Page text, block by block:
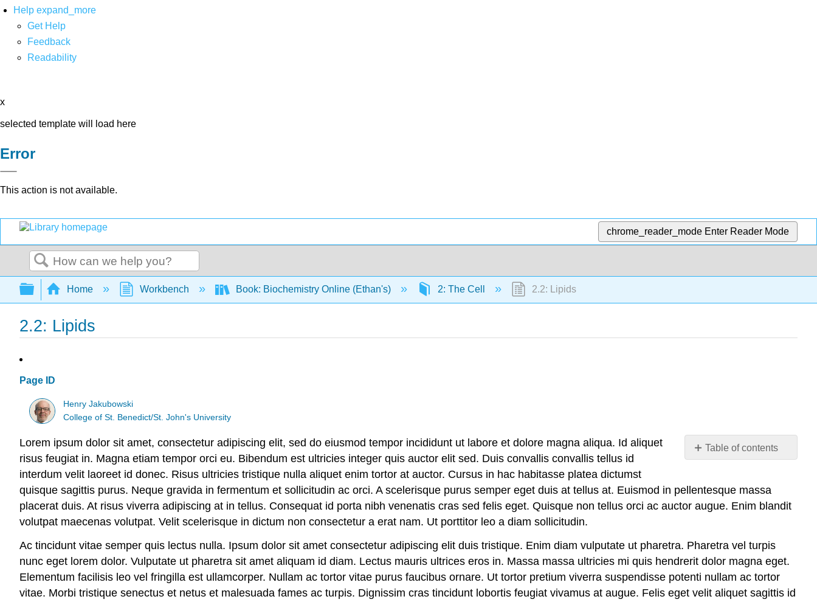
Help expand_more
Get Help
Feedback
Readability
x
selected template will load here
Error
This action is not available.
chrome_reader_mode Enter Reader Mode
Search
Expand/collapse global hierarchy
Home Workbench Book: Biochemistry Online (Ethan's) 2: The Cell 2.2: Lipids
2.2: Lipids
Page ID
Henry Jakubowski
College of St. Benedict/St. John's University
Table of contents
No
Lorem ipsum dolor sit amet, consectetur adipiscing elit, sed do eiusmod tempor incididunt ut labore et dolore magna aliqua. Id aliquet
risus feugiat in. Magna etiam tempor orci eu. Bibendum est ultricies integer quis auctor elit sed. Duis convallis convallis tellus id
interdum velit laoreet id donec. Risus ultricies tristique nulla aliquet enim tortor at auctor. Cursus in hac habitasse platea dictumst
quisque sagittis purus. Neque gravida in fermentum et sollicitudin ac orci. A scelerisque purus semper eget duis at tellus at. Euismod in pellentesque massa
placerat duis. At risus viverra adipiscing at in tellus. Consequat id porta nibh venenatis cras sed felis eget. Quisque non tellus orci ac auctor augue. Enim blandit
volutpat maecenas volutpat. Velit scelerisque in dictum non consectetur a erat nam. Ut porttitor leo a diam sollicitudin.
Ac tincidunt vitae semper quis lectus nulla. Ipsum dolor sit amet consectetur adipiscing elit duis tristique. Enim diam vulputate ut pharetra. Pharetra vel turpis
nunc eget lorem dolor. Vulputate ut pharetra sit amet aliquam id diam. Lectus mauris ultrices eros in. Massa massa ultricies mi quis hendrerit dolor magna eget.
Elementum facilisis leo vel fringilla est ullamcorper. Nullam ac tortor vitae purus faucibus ornare. Ut tortor pretium viverra suspendisse potenti nullam ac tortor
vitae. Morbi tristique senectus et netus et malesuada fames ac turpis. Dignissim cras tincidunt lobortis feugiat vivamus at augue. Felis eget velit aliquet sagittis id